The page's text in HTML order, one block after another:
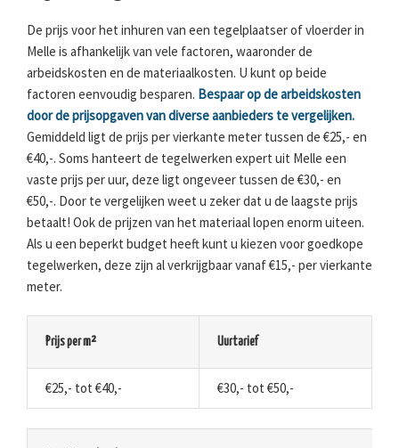
De prijs voor het inhuren van een tegelplaatser of vloerder in
Melle is afhankelijk van vele factoren, waaronder de
arbeidskosten en de materiaalkosten. U kunt op beide
factoren eenvoudig besparen. Bespaar op de arbeidskosten
door de prijsopgaven van diverse aanbieders te vergelijken.
Gemiddeld ligt de prijs per vierkante meter tussen de €25,- en
€40,-. Soms hanteert de tegelwerken expert uit Melle een
vaste prijs per uur, deze ligt ongeveer tussen de €30,- en
€50,-. Door te vergelijken weet u zeker dat u de laagste prijs
betaalt! Ook de prijzen van het materiaal lopen enorm uiteen.
Als u een beperkt budget heeft kunt u kiezen voor goedkope
tegelwerken, deze zijn al verkrijgbaar vanaf €15,- per vierkante
meter.
Prijs per m² Uurtarief
€25,- tot €40,- €30,- tot €50,-